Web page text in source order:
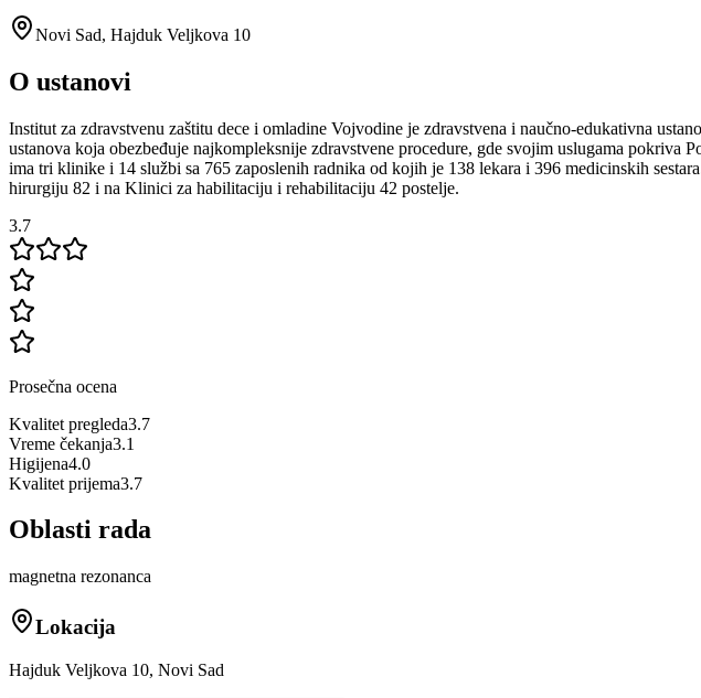
Novi Sad, Hajduk Veljkova 10
O ustanovi
Institut za zdravstvenu zaštitu dece i omladine Vojvodine je zdravstvena i naučno-edukativna
ustanova koja obezbeđuje najkompleksnije zdravstvene procedure, gde svojim uslugama
ima tri klinike i 14 službi sa 765 zaposlenih radnika od kojih je 138 lekara i 396 medicinskih
hirurgiju 82 i na Klinici za habilitaciju i rehabilitaciju 42 postelje.
3.7
Prosečna ocena
Kvalitet pregleda3.7
Vreme čekanja3.1
Higijena4.0
Kvalitet prijema3.7
Oblasti rada
magnetna rezonanca
Lokacija
Hajduk Veljkova 10, Novi Sad